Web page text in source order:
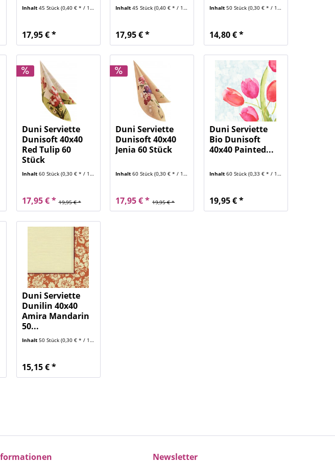
Inhalt 45 Stück (0,40 € * / 1 Stück)
17,95 € *
Inhalt45 Stück(0,40 € * / 1 Stück)
17,95 € *
Inhalt 50 Stück (0,30 € * / 1 Stück)
14,80 € *
Duni Serviette
Dunisoft 40x40
Red Tulip 60
Stück
Inhalt 60 Stück (0,30 € * / 1 Stück)
19,95 € *
17,95 € *
Duni Serviette
Dunisoft 40x40
Jenia 60 Stück
Inhalt60 Stück(0,30 € * / 1 Stück)
19,95 € *
17,95 € *
Duni Serviette
Bio Dunisoft
40x40 Painted...
Inhalt 60 Stück (0,33 € * / 1 Stück)
19,95 € *
Duni Serviette
Dunilin 40x40
Amira Mandarin
50...
Inhalt 50 Stück (0,30 € * / 1 Stück)
15,15 € *
Newsletter